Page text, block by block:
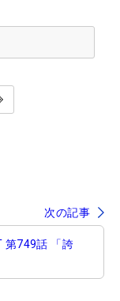
次の記事
第749話 「誇